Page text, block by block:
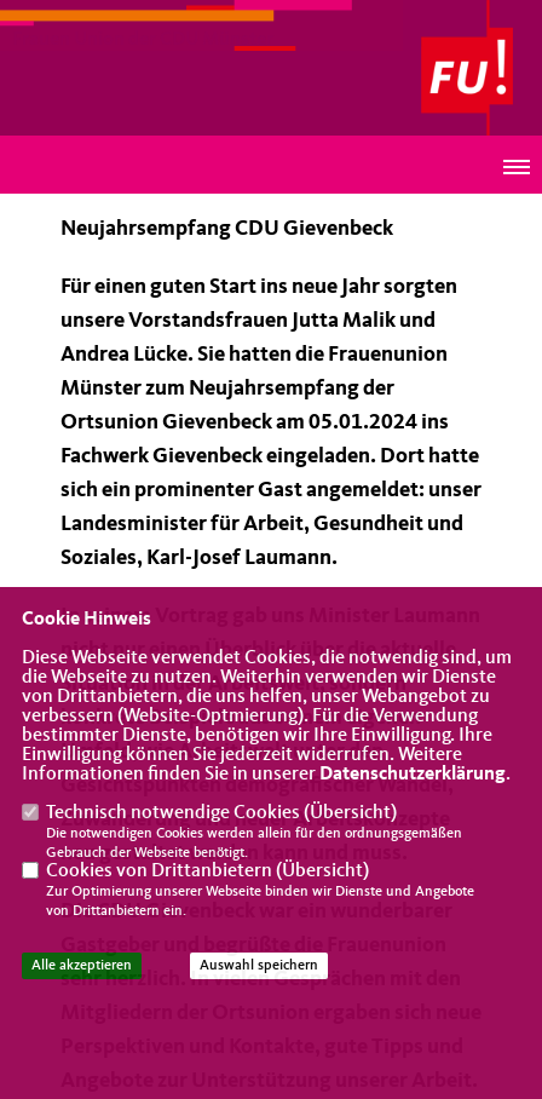
Neujahrsempfang CDU Gievenbeck
Für einen guten Start ins neue Jahr sorgten
unsere Vorstandsfrauen Jutta Malik und
Andrea Lücke. Sie hatten die Frauenunion
Münster zum Neujahrsempfang der
Ortsunion Gievenbeck am 05.01.2024 ins
Fachwerk Gievenbeck eingeladen. Dort hatte
sich ein prominenter Gast angemeldet: unser
Landesminister für Arbeit, Gesundheit und
Soziales, Karl-Josef Laumann.
In seinem Vortrag gab uns Minister Laumann
nicht nur einen Überblick über die aktuelle
Situation in der Arbeitswelt, sondern
konkrete Beispiele aus seinem eigenen
Umfeld, wie Arbeitswelt unter den
Gesichtspunkten demografischer Wandel,
Zuwanderung und neuer Arbeitskonzepte
neu gestaltet werden kann und muss.
Die CDU Gievenbeck war ein wunderbarer
sehr herzlich. In vielen Gesprächen mit den
Cookie Hinweis
Diese Webseite verwendet Cookies, die notwendig sind, um
die Webseite zu nutzen. Weiterhin verwenden wir Dienste
von Drittanbietern, die uns helfen, unser Webangebot zu
verbessern (Website-Optmierung). Für die Verwendung
bestimmter Dienste, benötigen wir Ihre Einwilligung. Ihre
Einwilligung können Sie jederzeit widerrufen. Weitere
Informationen finden Sie in unserer Datenschutzerklärung.
Technisch notwendige Cookies (Übersicht)
Die notwendigen Cookies werden allein für den ordnungsgemäßen
Gebrauch der Webseite benötigt.
Cookies von Drittanbietern (Übersicht)
Zur Optimierung unserer Webseite binden wir Dienste und Angebote
von Drittanbietern ein.
Alle akzeptieren Auswahl speichern